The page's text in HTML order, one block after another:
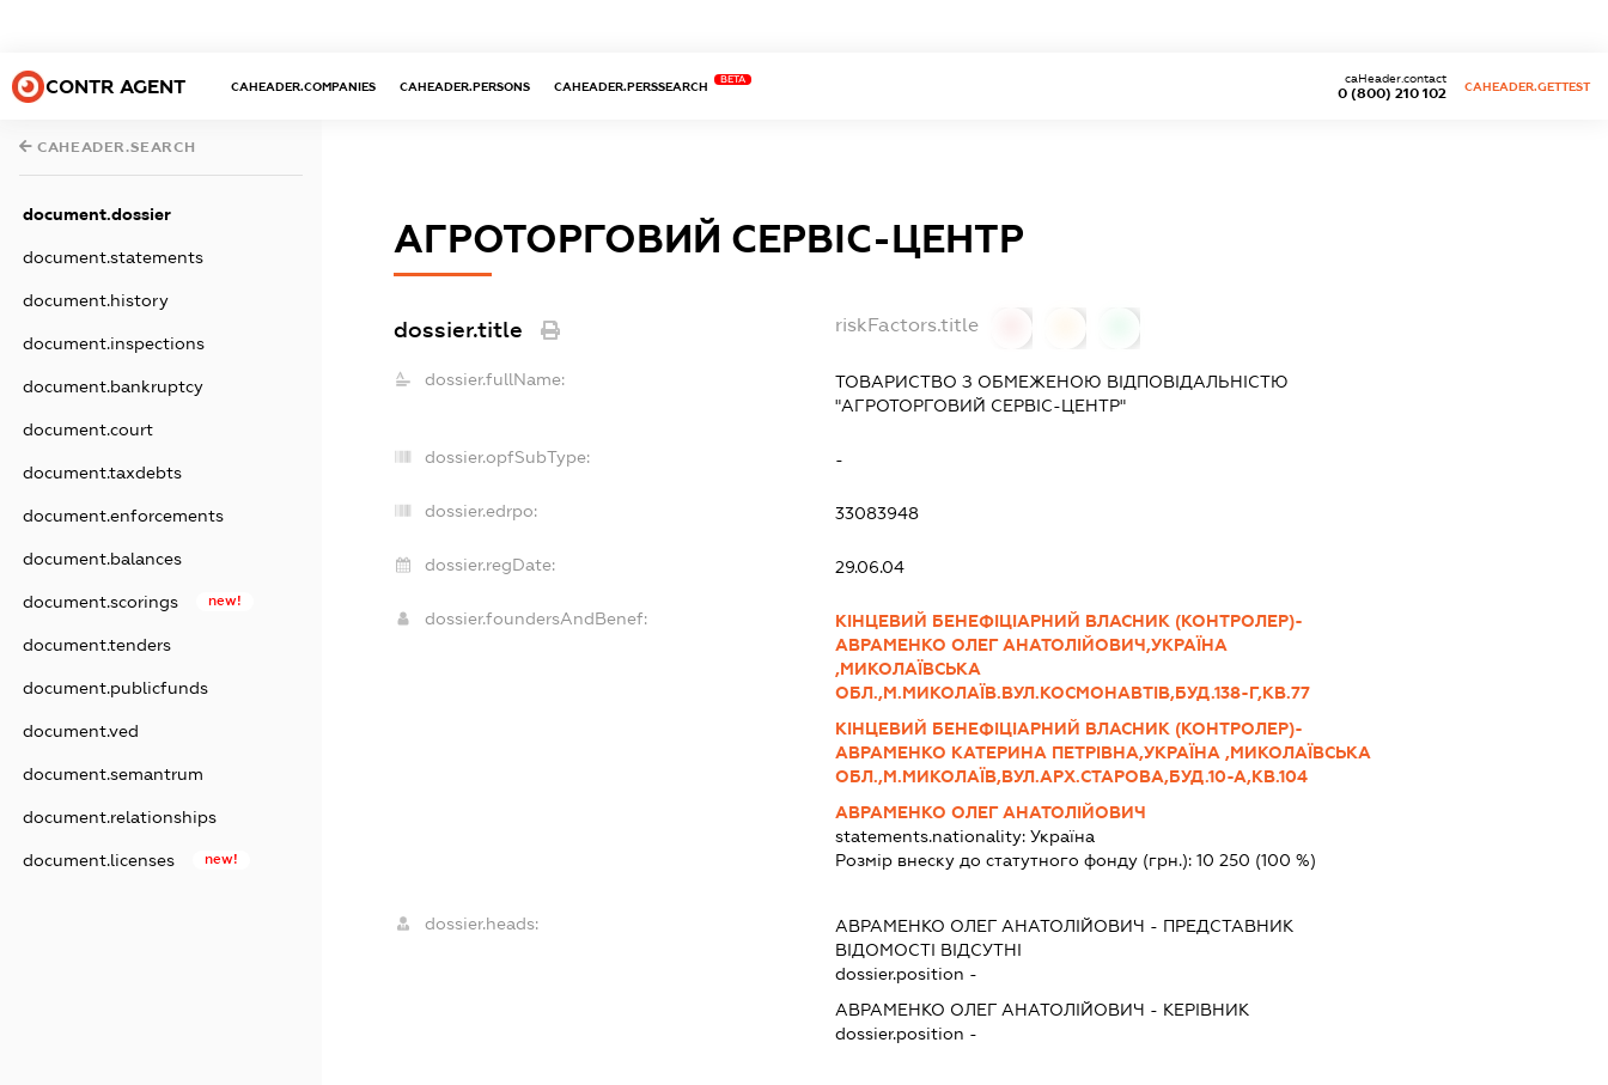
CONTR AGENT CAHEADER.COMPANIES CAHEADER.PERSONS CAHEADER.PERSSEARCH
BETA
0 (800) 210 102
caHeader.contact
CAHEADER.GETTEST
CAHEADER.SEARCH
document.dossier
document.statements
document.history
document.inspections
document.bankruptcy
document.court
document.taxdebts
document.enforcements
document.balances
document.scorings new!
document.tenders
document.publicfunds
document.ved
document.semantrum
document.relationships
document.licenses new!
АГРОТОРГОВИЙ СЕРВІС-ЦЕНТР
dossier.title riskFactors.title
dossier.fullName:
ТОВАРИСТВО З ОБМЕЖЕНОЮ ВІДПОВІДАЛЬНІСТЮ
"АГРОТОРГОВИЙ СЕРВІС-ЦЕНТР"
dossier.opfSubType: -
dossier.edrpo: 33083948
dossier.regDate: 29.06.04
dossier.foundersAndBenef:
КІНЦЕВИЙ БЕНЕФІЦІАРНИЙ ВЛАСНИК (КОНТРОЛЕР)-
АВРАМЕНКО ОЛЕГ АНАТОЛІЙОВИЧ,УКРАЇНА
,МИКОЛАЇВСЬКА
ОБЛ.,М.МИКОЛАЇВ.ВУЛ.КОСМОНАВТІВ,БУД.138-Г,КВ.77
КІНЦЕВИЙ БЕНЕФІЦІАРНИЙ ВЛАСНИК (КОНТРОЛЕР)-
АВРАМЕНКО КАТЕРИНА ПЕТРІВНА,УКРАЇНА ,МИКОЛАЇВСЬКА
ОБЛ.,М.МИКОЛАЇВ,ВУЛ.АРХ.СТАРОВА,БУД.10-А,КВ.104
АВРАМЕНКО ОЛЕГ АНАТОЛІЙОВИЧ
statements.nationality:Україна
Розмір внеску до статутного фонду (грн.):10 250 (100 %)
dossier.heads: АВРАМЕНКО ОЛЕГ АНАТОЛІЙОВИЧ - ПРЕДСТАВНИК
ВІДОМОСТІ ВІДСУТНІ
dossier.position -
АВРАМЕНКО ОЛЕГ АНАТОЛІЙОВИЧ - КЕРІВНИК
dossier.position -